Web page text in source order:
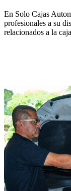
En Solo Cajas
profesionales a su
relacionados a la